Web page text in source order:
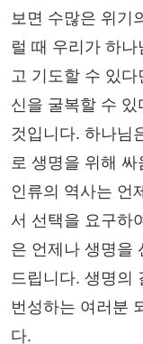
보면 수많은 위기
럴 때 우리가 하
고 기도할 수 있
신을 굴복할 수
것입니다. 하나님
로 생명을 위해
인류의 역사는 언
서 선택을 요구하
은 언제나 생명을
드립니다. 생명의
번성하는 여러분
다.